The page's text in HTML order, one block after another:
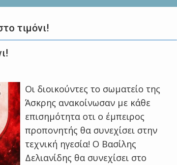
τιμόνι!
Οι διοικούντες το σωματείο της
Άσκρης ανακοίνωσαν με κάθε
επισημότητα οτι ο έμπειρος
προπονητής θα συνεχίσει στην
τεχνική ηγεσία! Ο Βασίλης
Δελιανίδης θα συνεχίσει στο